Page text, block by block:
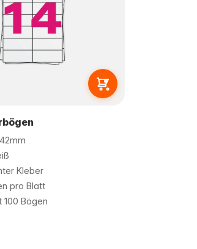
Kleber
pro Blatt
100 Bögen